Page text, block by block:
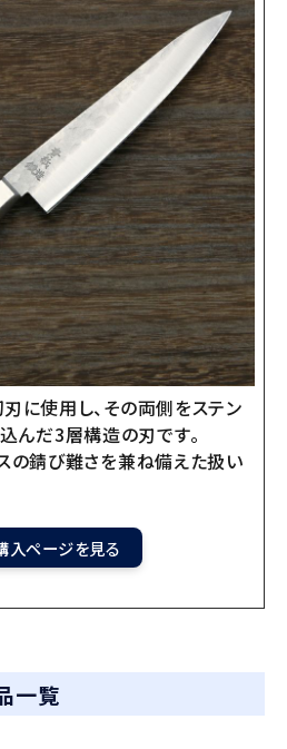
に使用し、その両側をステン
んだ3層構造の刃です。
の錆び難さを兼ね備えた扱い
入ページを見る
一覧